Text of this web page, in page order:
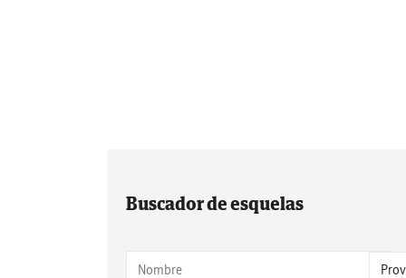
Buscador de esquelas